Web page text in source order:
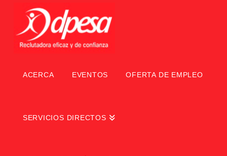
ACERCA EVENTOS OFERTA DE EMPLEO
SERVICIOS DIRECTOS